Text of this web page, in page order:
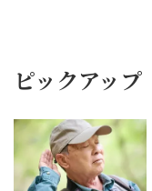
ピックアップ